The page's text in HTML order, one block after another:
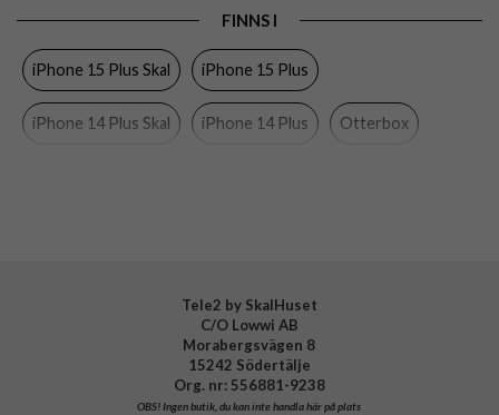
Färg
Gummi, Hårdplast (PC)
FINNS I
iPhone 15 Plus Skal iPhone 15 Plus
iPhone 14 Plus Skal iPhone 14 Plus Otterbox
Tele2 by SkalHuset
C/O Lowwi AB
Morabergsvägen 8
15242 Södertälje
Org. nr: 556881-9238
OBS!Ingen butik, du kan inte handla här på plats